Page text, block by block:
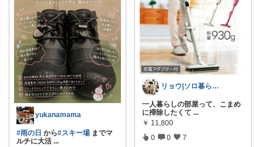
yukanamama
#雨の日 から#スキー場 までマ
ルチに大活 ...
リョウ|ソロ暮らし帖
一人暮らしの部屋って、こまめ
に掃除したくて ...
￥ 11,800
0 0 7